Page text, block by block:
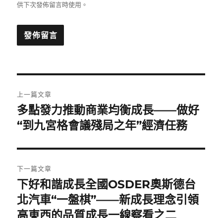
供下次發佈留言時使用。
章
導
覽
上一篇文章
上
一
文
章:
多點發力推動商業均衡成長——做好
“到九宮格會議殘局之年”經濟任務
下一篇文章
下
一
篇
下好和諧成長全國OSDER奧斯德台
北汽車“一盤棋”——新成長理念引領
高東西的品質成長一線察看之二